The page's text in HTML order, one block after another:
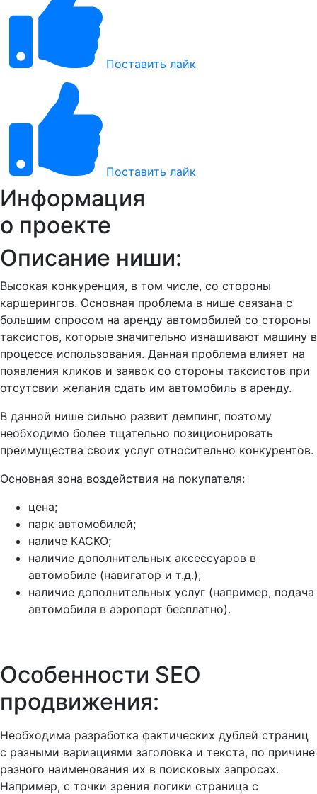
Поставить лайк
Поставить лайк
Информация
о проекте
Описание ниши:
Высокая конкуренция, в том числе, со стороны
каршерингов. Основная проблема в нише связана с
большим спросом на аренду автомобилей со стороны
таксистов, которые значительно изнашивают машину в
процессе использования. Данная проблема влияет на
появления кликов и заявок со стороны таксистов при
отсутсвии желания сдать им автомобиль в аренду.
В данной нише сильно развит демпинг, поэтому
необходимо более тщательно позиционировать
преимущества своих услуг относительно конкурентов.
Основная зона воздействия на покупателя:
цена;
парк автомобилей;
наличе КАСКО;
наличие дополнительных аксессуаров в
автомобиле (навигатор и т.д.);
наличие дополнительных услуг (например, подача
автомобиля в аэропорт бесплатно).
Особенности SEO
продвижения:
Необходима разработка фактических дублей страниц
с разными вариациями заголовка и текста, по причине
разного наименования их в поисковых запросах.
Например, с точки зрения логики страница с